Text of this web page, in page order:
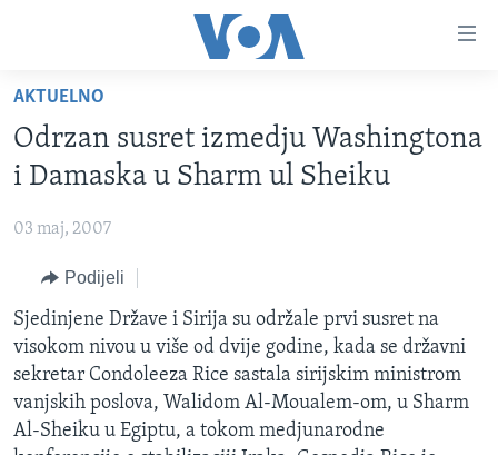
glavni
sadržaj
Pređi
na
glavnu
navigaciju
pretragu
TV PROGRAM
VIJESTI
SJEDINJENE AMERIČKE DRŽAVE
BOSNA I HERCEGOVINA
NAUKA I TEHNOLOGIJA
SPECIJALNI PROJEKTI
KORUPCIJA
SLOBODA MEDIJA
ŽENSKA STRANA
AKTUELNO
Odrzan susret izmedju Washingtona
i Damaska u Sharm ul Sheiku
03 maj, 2007
Podijeli
Sjedinjene Države i Sirija su održale prvi susret na
visokom nivou u više od dvije godine, kada se državni
sekretar Condoleeza Rice sastala sirijskim ministrom
vanjskih poslova, Walidom Al-Moualem-om, u Sharm
Al-Sheiku u Egiptu, a tokom medjunarodne